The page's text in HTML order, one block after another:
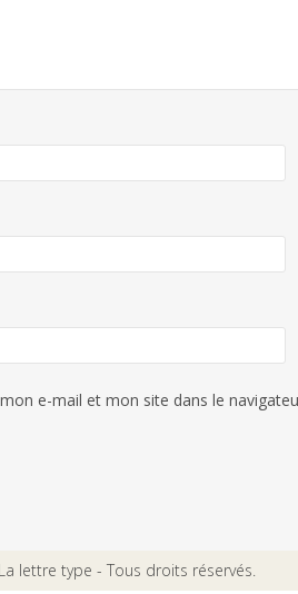
e-mail et mon site dans le
lettre type - Tous droits réservés.